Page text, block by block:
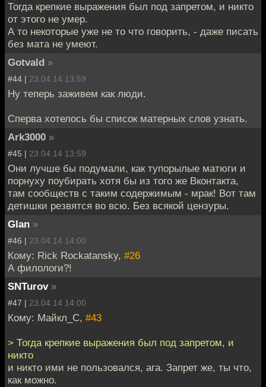
Тогда крепкие выражения был под запретом, и никто
от этого не умер.
А то некоторые уже не то что говорить, - даже писать
без мата не умеют.
Gotvald »
#44 | 23.04.14 13:59
Ну теперь заживем как люди.
Сперва хотелось бы список матерных слов узнать.
Ark3000 »
#45 | 23.04.14 13:59
Они лучше бы подумали, как тупорылые матюги и
порнуху поубирать хотя бы из того же Вконтакта,
там сообществ с таким содержимым - мрак! Вот там
детишки резвятся во всю. Без всякой цензуры.
Glan »
#46 | 23.04.14 14:00
Кому: Rick Rockatansky, #26
А филологи?!
SNTurov »
#47 | 23.04.14 14:00
Кому: Майкл_С, #43
> Тогда крепкие выражения был под запретом, и
никто
и никто ими не пользовался, ага. Запрет же, ты что,
как можно.